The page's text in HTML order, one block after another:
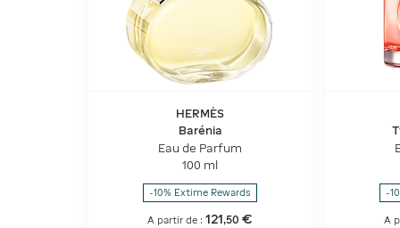
HERMÈS
Barénia
Eau de Parfum
100 ml
-10% Extime Rewards
A partir de :121,50 €
-
A